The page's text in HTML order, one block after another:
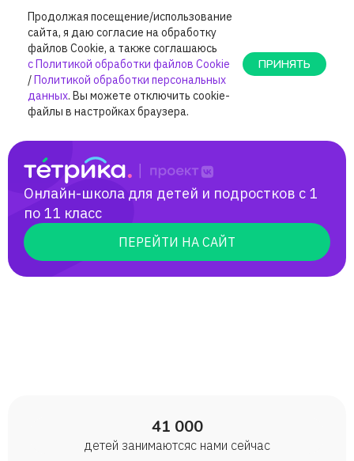
Онлайн-школа для детей и подростков с 1
по 11 класс
ПЕРЕЙТИ НА САЙТ
41 000
детей занимаются с нами сейчас